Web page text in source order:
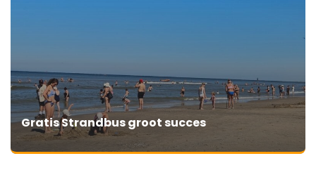
Gratis Strandbus groot succes